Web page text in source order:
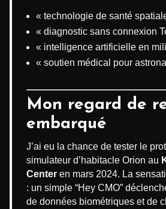
« technologie de santé
« diagnostic sans connexion
« intelligence artificielle en
« soutien médical pour
Mon regard de
embarqué
J’ai eu la chance de tester le
simulateur d’habitacle Orion au
Center en mars 2024. La
: un simple “Hey CMO”
de données biométriques et de